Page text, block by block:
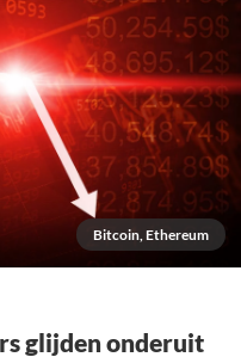
Bitcoin, Ethereum
glijden onderuit